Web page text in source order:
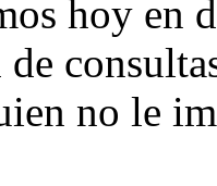
hoy en
no le